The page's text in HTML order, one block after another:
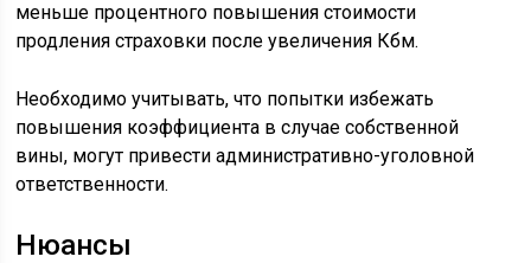
меньше процентного повышения стоимости
продления страховки после увеличения Кбм.
Необходимо учитывать, что попытки избежать
повышения коэффициента в случае собственной
вины, могут привести административно-уголовной
ответственности.
Нюансы